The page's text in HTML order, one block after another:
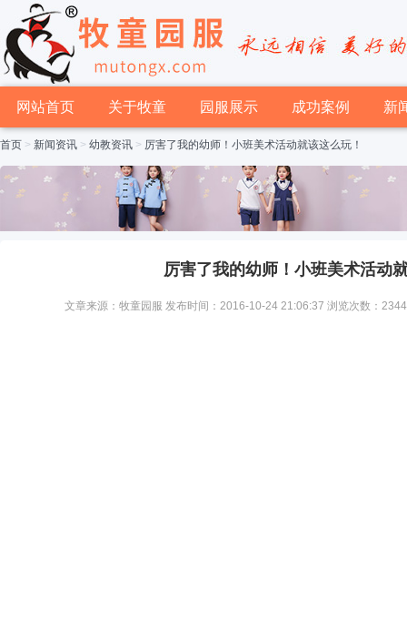
网站首页 关于牧童 园服展示 成功案例 新
首页 > 新闻资讯 > 幼教资讯 > 厉害了我的幼师！小班美术活动就该这么玩！
厉害了我的幼师！小班美术活动
文章来源：牧童园服 发布时间：2016-10-24 21:06:37 浏览次数：2344